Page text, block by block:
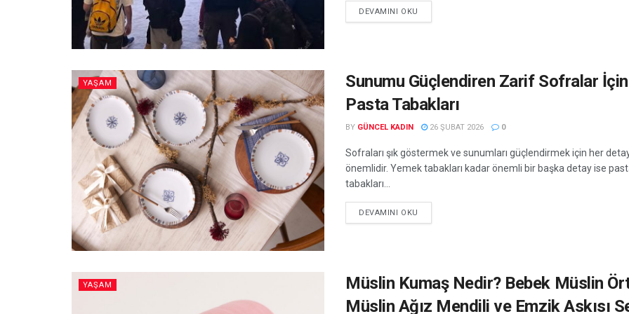
DEVAMINI OKU
YAŞAM
Sunumu Güçlendiren Zarif Sofralar İçin
Pasta Tabakları
BY GÜNCEL KADIN 26 ŞUBAT 2026 0
Sofraları şık göstermek ve sunumları güçlendirmek için her
önemlidir. Yemek tabakları kadar önemli bir başka detay ise
tabakları...
DEVAMINI OKU
YAŞAM
Müslin Kumaş Nedir? Bebek Müslin
Müslin Ağız Mendili ve Emzik Askısı